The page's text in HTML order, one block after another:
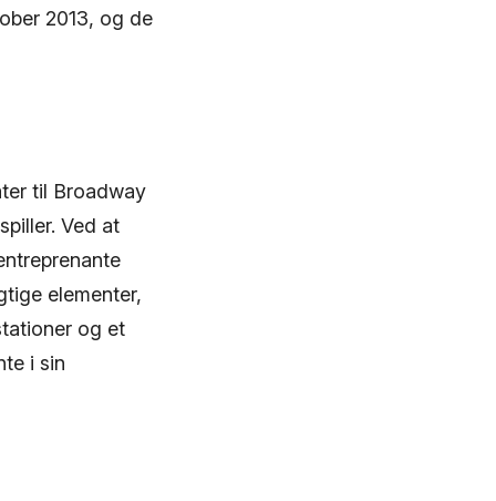
2013, og de
til Broadway
Ved at
elementer,
og et
i sin